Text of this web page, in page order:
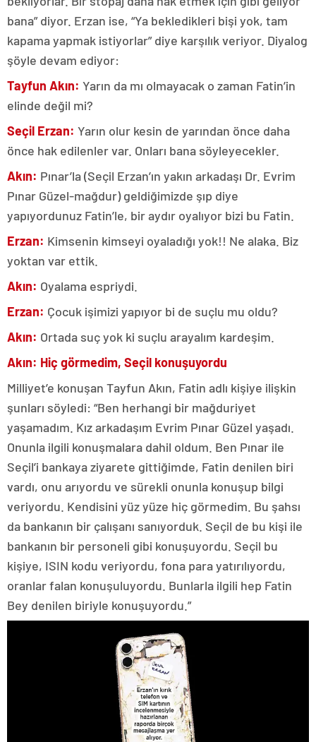
bana” diyor. Erzan ise, “Ya bekledikleri bişi yok, tam
kapama yapmak istiyorlar” diye karşılık veriyor. Diyalog
şöyle devam ediyor:
Tayfun Akın: Yarın da mı olmayacak o zaman Fatin’in
elinde değil mi?
Seçil Erzan: Yarın olur kesin de yarından önce daha
önce hak edilenler var. Onları bana söyleyecekler.
Akın: Pınar’la (Seçil Erzan’ın yakın arkadaşı Dr. Evrim
Pınar Güzel-mağdur) geldiğimizde şıp diye
yapıyordunuz Fatin’le, bir aydır oyalıyor bizi bu Fatin.
Erzan: Kimsenin kimseyi oyaladığı yok!! Ne alaka. Biz
yoktan var ettik.
Akın: Oyalama espriydi.
Erzan: Çocuk işimizi yapıyor bi de suçlu mu oldu?
Akın: Ortada suç yok ki suçlu arayalım kardeşim.
Akın: Hiç görmedim, Seçil konuşuyordu
Milliyet’e konuşan Tayfun Akın, Fatin adlı kişiye ilişkin
şunları söyledi: “Ben herhangi bir mağduriyet
yaşamadım. Kız arkadaşım Evrim Pınar Güzel yaşadı.
Onunla ilgili konuşmalara dahil oldum. Ben Pınar ile
Seçil’i bankaya ziyarete gittiğimde, Fatin denilen biri
vardı, onu arıyordu ve sürekli onunla konuşup bilgi
veriyordu. Kendisini yüz yüze hiç görmedim. Bu şahsı
da bankanın bir çalışanı sanıyorduk. Seçil de bu kişi ile
bankanın bir personeli gibi konuşuyordu. Seçil bu
kişiye, ISIN kodu veriyordu, fona para yatırılıyordu,
oranlar falan konuşuluyordu. Bunlarla ilgili hep Fatin
Bey denilen biriyle konuşuyordu.”